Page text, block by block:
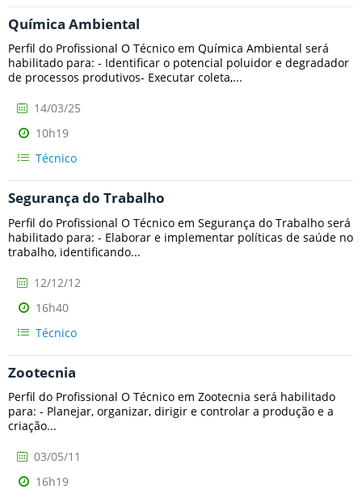
Química Ambiental
Perfil do Profissional O Técnico em Química Ambiental será
habilitado para: - Identificar o potencial poluidor e degradador
de processos produtivos- Executar coleta,...
14/03/25
10h19
Técnico
Segurança do Trabalho
Perfil do Profissional O Técnico em Segurança do Trabalho será
habilitado para: - Elaborar e implementar políticas de saúde no
trabalho, identificando...
12/12/12
16h40
Técnico
Zootecnia
Perfil do Profissional O Técnico em Zootecnia será habilitado
para: - Planejar, organizar, dirigir e controlar a produção e a
criação...
03/05/11
16h19